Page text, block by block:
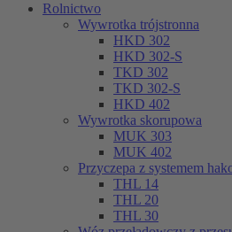
Rolnictwo
Wywrotka trójstronna
HKD 302
HKD 302-S
TKD 302
TKD 302-S
HKD 402
Wywrotka skorupowa
MUK 303
MUK 402
Przyczepa z systemem
THL 14
THL 20
THL 30